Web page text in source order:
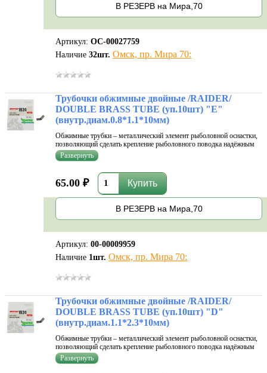
В РЕЗЕРВ на Мира,70
Артикул: ОС-00027759
Наличие 32шт. Омск, пр. Мира 70:
Трубочки обжимные двойные /RAIDER/
DOUBLE BRASS TUBE (уп.10шт) "E"
(внутр.диам.0.8*1.1*10мм)
Обжимные трубки – металлический элемент рыболовной оснастки,
позволяющий сделать крепление рыболовного поводка надёжным
без использования узлов – как известно, они существенно
уменьшают прочность монофильной лески. Диаметр трубки должен
65.00 ₽
В РЕЗЕРВ на Мира,70
Артикул: 00-00009959
Наличие 1 шт. Омск, пр. Мира 70:
Трубочки обжимные двойные /RAIDER/
DOUBLE BRASS TUBE (уп.10шт) "D"
(внутр.диам.1.1*2.3*10мм)
Обжимные трубки – металлический элемент рыболовной оснастки,
позволяющий сделать крепление рыболовного поводка надёжным
без использования узлов – как известно, они существенно
уменьшают прочность монофильной лески. Диаметр трубки должен